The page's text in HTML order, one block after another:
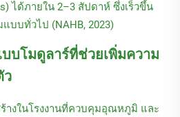
ได้ภายใน 2–3 สัปดาห์ ซึ่งเร็วขึ้น
แบบทั่วไป (NAHB, 2023)
บโมดูลาร์ที่ช่วยเพิ่มความ
ว
างในโรงงานที่ควบคุมอุณหภูมิ และ